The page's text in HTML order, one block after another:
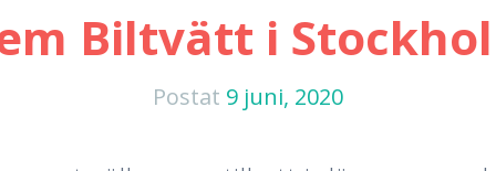
Biltvätt i
Postat 9 juni, 2020